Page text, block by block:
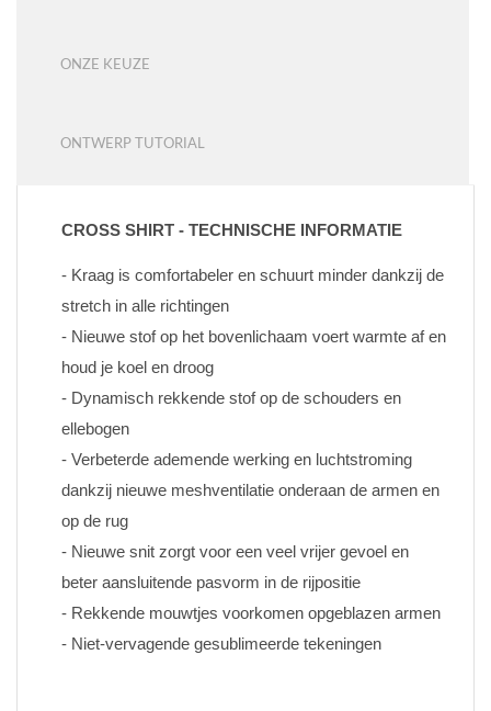
ONZE KEUZE
ONTWERP TUTORIAL
CROSS SHIRT - TECHNISCHE INFORMATIE
- Kraag is comfortabeler en schuurt minder dankzij de
stretch in alle richtingen
- Nieuwe stof op het bovenlichaam voert warmte af en
houd je koel en droog
- Dynamisch rekkende stof op de schouders en
ellebogen
- Verbeterde ademende werking en luchtstroming
dankzij nieuwe meshventilatie onderaan de armen en
op de rug
- Nieuwe snit zorgt voor een veel vrijer gevoel en
beter aansluitende pasvorm in de rijpositie
- Rekkende mouwtjes voorkomen opgeblazen armen
- Niet-vervagende gesublimeerde tekeningen